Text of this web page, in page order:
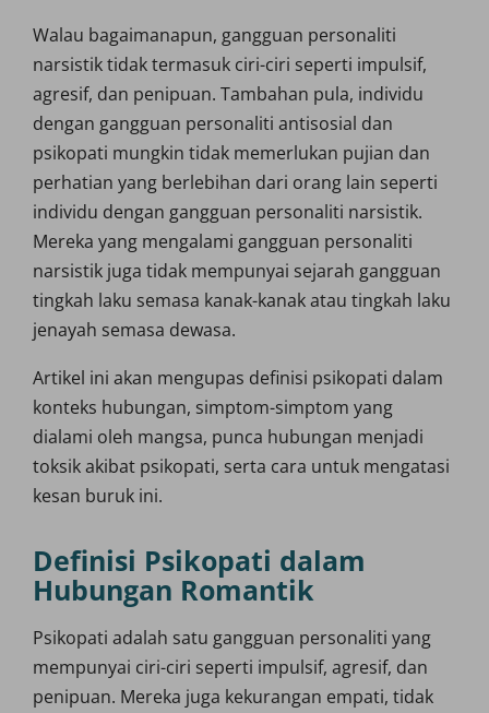
Walau bagaimanapun, gangguan personaliti
narsistik tidak termasuk ciri-ciri seperti impulsif,
agresif, dan penipuan. Tambahan pula, individu
dengan gangguan personaliti antisosial dan
psikopati mungkin tidak memerlukan pujian dan
perhatian yang berlebihan dari orang lain seperti
individu dengan gangguan personaliti narsistik.
Mereka yang mengalami gangguan personaliti
narsistik juga tidak mempunyai sejarah gangguan
tingkah laku semasa kanak-kanak atau tingkah laku
jenayah semasa dewasa.
Artikel ini akan mengupas definisi psikopati dalam
konteks hubungan, simptom-simptom yang
dialami oleh mangsa, punca hubungan menjadi
toksik akibat psikopati, serta cara untuk mengatasi
kesan buruk ini.
Definisi Psikopati dalam
Hubungan Romantik
Psikopati adalah satu gangguan personaliti yang
mempunyai ciri-ciri seperti impulsif, agresif, dan
penipuan. Mereka juga kekurangan empati, tidak